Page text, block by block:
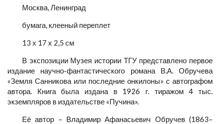
Москва, Ленинград
бумага, клееный переплет
13 х 17 х 2,5 см
В экспозиции Музея истории ТГУ представлено первое
издание научно-фантастического романа В.А. Обручева
«Земля Санникова или последние онкилоны» с автографом
автора. Книга была издана в 1926 г. тиражом 4 тыс.
экземпляров в издательстве «Пучина».
Её автор – Владимир Афанасьевич Обручев (1863–